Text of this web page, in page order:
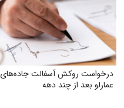
درخواست روکش آسفالت جاده‌های
عمارلو بعد از چند دهه